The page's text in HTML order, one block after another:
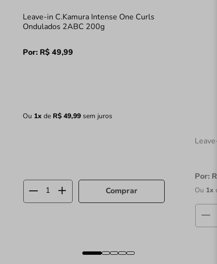
Leave-in C.Kamura Intense One Curls
Ondulados 2ABC 200g
Por: R$49,99
Ou 1x de R$ 49,99sem juros
Comprar
Por:
Ou 1x